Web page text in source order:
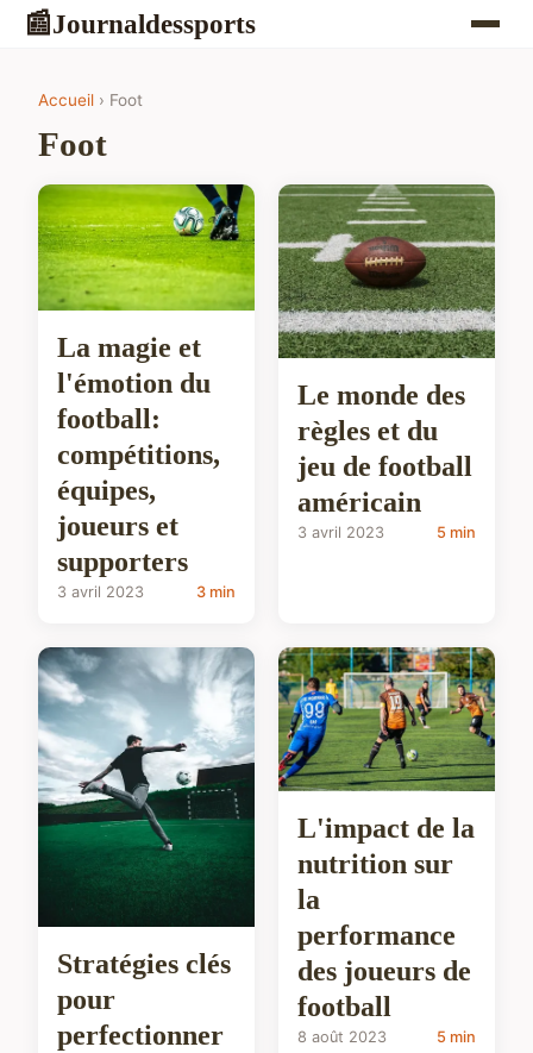
📰Journaldessports
Accueil › Foot
Foot
La magie et
l'émotion du
football:
compétitions,
équipes,
joueurs et
supporters
3 avril 2023 3 min
Le monde des
règles et du
jeu de football
américain
3 avril 2023 5 min
Stratégies clés
pour
perfectionner
L'impact de la
nutrition sur
la
performance
des joueurs de
football
8 août 2023 5 min